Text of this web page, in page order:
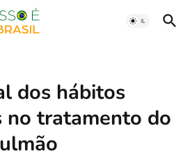
dos hábitos
no tratamento do